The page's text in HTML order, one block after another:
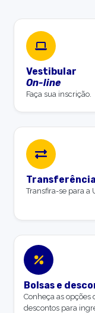
Vestibular
On-line
Faça sua inscrição.
Transferência
Transfira-se para a
Bolsas e
Conheça as opções
descontos para